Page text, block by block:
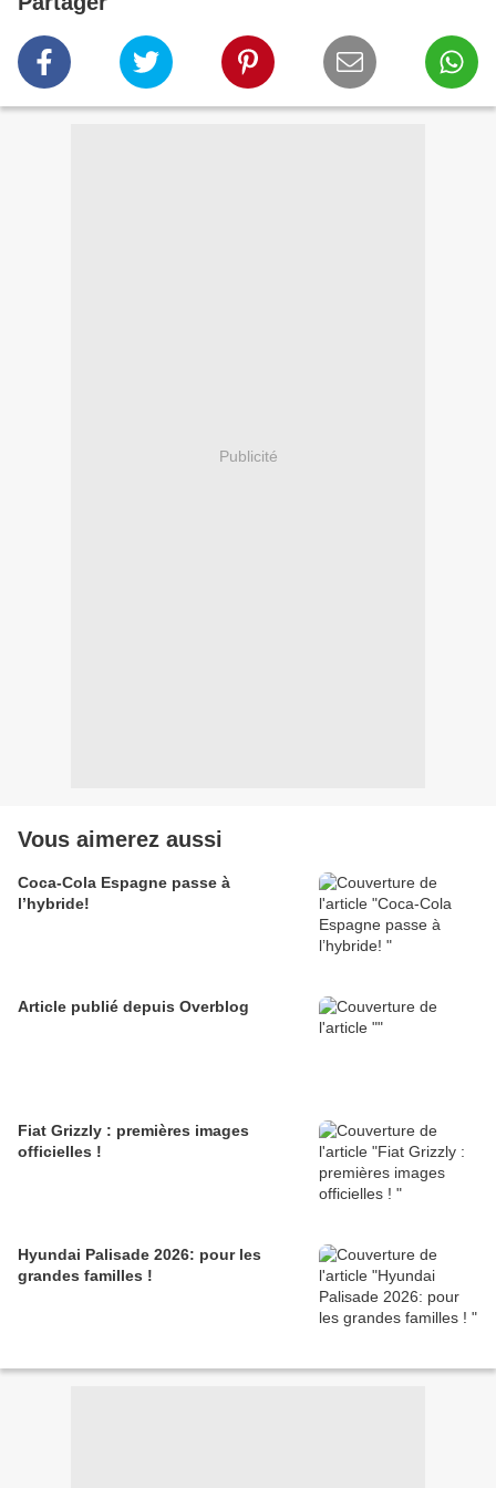
Publicité
Vous aimerez aussi
Coca-Cola Espagne passe à
l’hybride!
Article publié depuis Overblog
Fiat Grizzly : premières images
officielles !
Hyundai Palisade 2026: pour les
grandes familles !